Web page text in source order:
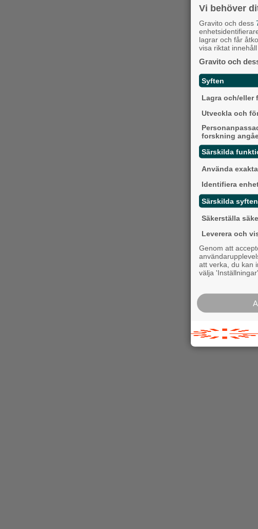
Vi behöver
Gravito och dess
lagrar och får
visa riktat
Gravito och
Syften
Lagra och/eller
Utveckla och
forskning
Särskilda
Använda
Identifiera
Särskilda syften
Säkerställa
Leverera och
Genom att
att verka, du kan
välja